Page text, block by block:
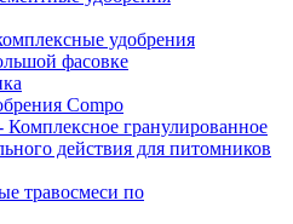
удобрения
фасовке
Compo
Комплексное гранулированное
действия для питомников
травосмеси по